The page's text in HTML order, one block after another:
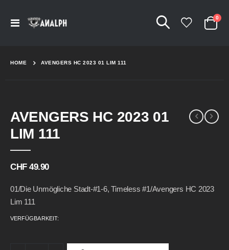
Navigation
Cart
0
HOME AVENGERS HC 2023 01 LIM 111
AVENGERS HC 2023 01
LIM 111
CHF 49.90
01/Die Unmögliche Stadt-#1-6, Timeless #1/Avengers HC 2023
Lim 111
VERFÜGBARKEIT:
to
the
end
images
to
the
beginning
images